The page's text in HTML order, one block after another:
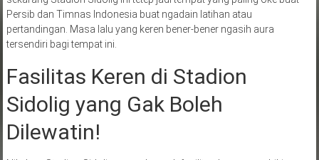
Persib dan Timnas Indonesia buat ngadain latihan atau
pertandingan. Masa lalu yang keren bener-bener ngasih aura
tersendiri bagi tempat ini.
Fasilitas Keren di Stadion
Sidolig yang Gak Boleh
Dilewatin!